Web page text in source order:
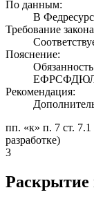
По данным:
В
Требование
Пояснение:
ЕФРСФДЮЛ
Рекомендация:
пп. «к» п. 7 ст.
разработке)
3